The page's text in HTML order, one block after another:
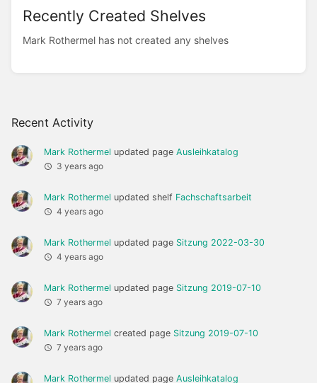
Recent Activity
Mark Rothermel updated page Ausleihkatalog
3 years ago
Mark Rothermel updated shelf Fachschaftsarbeit
4 years ago
Mark Rothermel updated page Sitzung 2022-03-30
4 years ago
Mark Rothermel updated page Sitzung 2019-07-10
7 years ago
Mark Rothermel created page Sitzung 2019-07-10
7 years ago
Mark Rothermel updated page Ausleihkatalog
Recently Created Shelves
Mark Rothermel has not created any shelves